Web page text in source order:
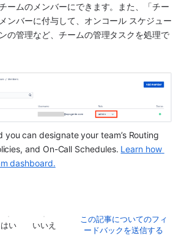
ームのメンバーにできます。また、「チー
ンバーに付与して、オンコール スケジュー
の管理など、チームの管理タスクを処理で
you can designate your team’s Routing
and On-Call Schedules. Learn how
dashboard.
はい いいえ
この記事についてのフィ
ードバックを送信する